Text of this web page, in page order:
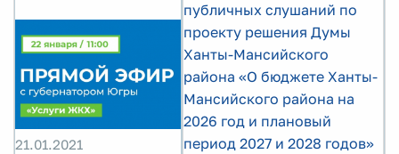
21.01.2021
публичных слушаний по
проекту решения Думы
Ханты-Мансийского
района «О бюджете Ханты-
Мансийского района на
2026 год и плановый
период 2027 и 2028 годов»